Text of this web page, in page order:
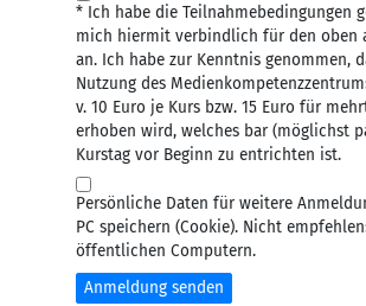
* Ich habe die Teilnahmebedingungen
mich hiermit verbindlich für den oben
an. Ich habe zur Kenntnis genommen,
Nutzung des
v. 10 Euro je Kurs bzw. 15 Euro für
erhoben wird, welches bar (möglichst
Kurstag vor Beginn zu entrichten ist.
Persönliche Daten für weitere
PC speichern (Cookie). Nicht
öffentlichen Computern.
Anmeldung senden